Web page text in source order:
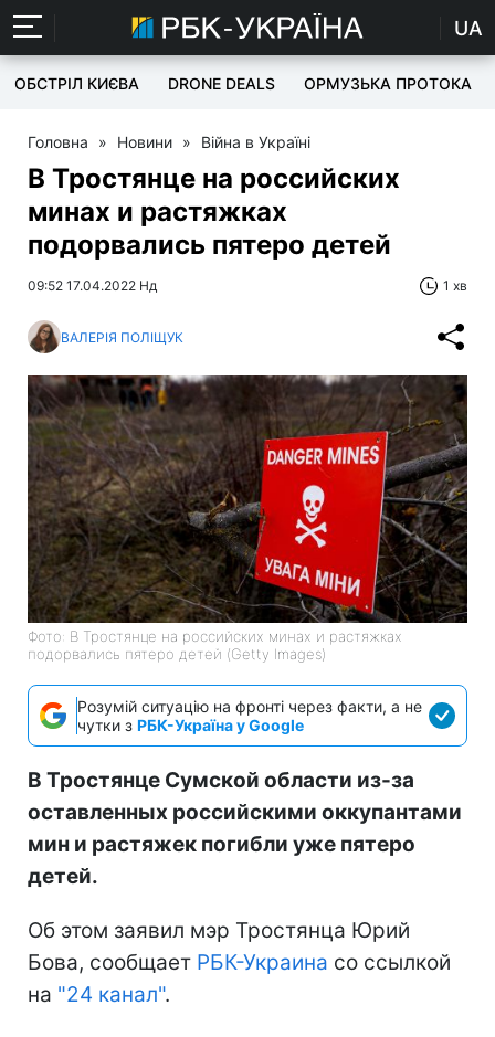
UA
ОБСТРІЛ КИЄВА DRONE DEALS ОРМУЗЬКА ПРОТОКА
Головна » Новини » Війна в Україні
В Тростянце на российских
минах и растяжках
подорвались пятеро детей
09:52 17.04.2022 Нд 1 хв
ВАЛЕРІЯ ПОЛІЩУК
Фото: В Тростянце на российских минах и растяжках
подорвались пятеро детей (Getty Images)
Розумій ситуацію на фронті через факти, а не
чутки з РБК-Україна у Google
В Тростянце Сумской области из-за
оставленных российскими оккупантами
мин и растяжек погибли уже пятеро
детей.
Об этом заявил мэр Тростянца Юрий
Бова, сообщает РБК-Украина со ссылкой
на "24 канал".